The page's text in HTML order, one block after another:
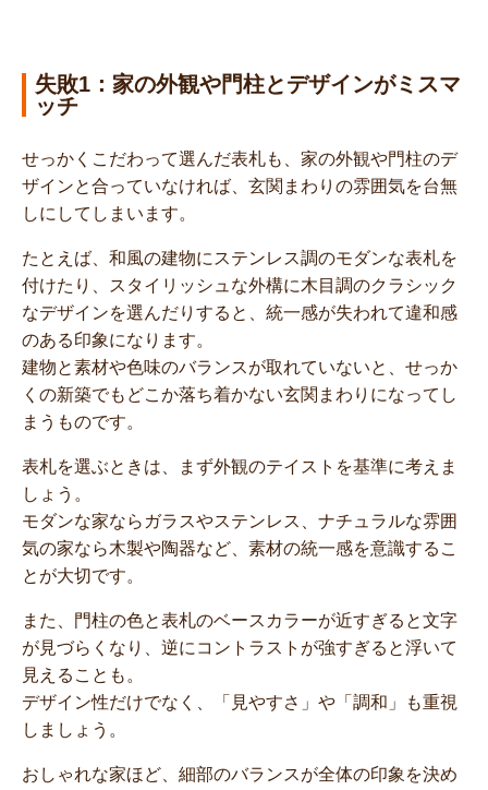
失敗1：家の外観や門柱とデザインがミスマ
ッチ
せっかくこだわって選んだ表札も、家の外観や門柱のデ
ザインと合っていなければ、玄関まわりの雰囲気を台無
しにしてしまいます。
たとえば、和風の建物にステンレス調のモダンな表札を
付けたり、スタイリッシュな外構に木目調のクラシック
なデザインを選んだりすると、統一感が失われて違和感
のある印象になります。
建物と素材や色味のバランスが取れていないと、せっか
くの新築でもどこか落ち着かない玄関まわりになってし
まうものです。
表札を選ぶときは、まず外観のテイストを基準に考えま
しょう。
モダンな家ならガラスやステンレス、ナチュラルな雰囲
気の家なら木製や陶器など、素材の統一感を意識するこ
とが大切です。
また、門柱の色と表札のベースカラーが近すぎると文字
が見づらくなり、逆にコントラストが強すぎると浮いて
見えることも。
デザイン性だけでなく、「見やすさ」や「調和」も重視
しましょう。
おしゃれな家ほど、細部のバランスが全体の印象を決め